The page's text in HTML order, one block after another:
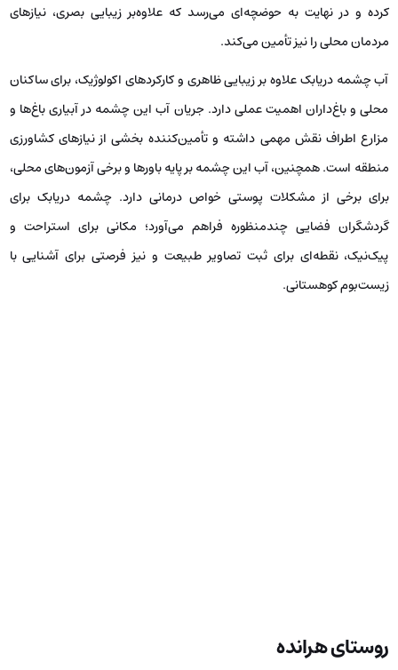
کرده و در نهایت به حوضچه‌ای می‌رسد که علاوه‌بر زیبایی بصری، نیازهای
مردمان محلی را نیز تأمین می‌کند.
آب چشمه دریابک علاوه بر زیبایی ظاهری و کارکردهای اکولوژیک، برای ساکنان
محلی و باغ‌داران اهمیت عملی دارد. جریان آب این چشمه در آبیاری باغ‌ها و
مزارع اطراف نقش مهمی داشته و تأمین‌کننده بخشی از نیازهای کشاورزی
منطقه است. همچنین، آب این چشمه بر پایه باورها و برخی آزمون‌های محلی،
برای برخی از مشکلات پوستی خواص درمانی دارد. چشمه دریابک برای
گردشگران فضایی چندمنظوره فراهم می‌آورد؛ مکانی برای استراحت و
پیک‌نیک، نقطه‌ای برای ثبت تصاویر طبیعت و نیز فرصتی برای آشنایی با
زیست‌بوم کوهستانی.
روستای هرانده